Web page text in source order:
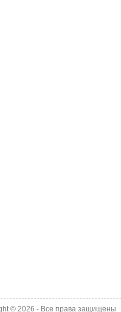
© 2026 - Все права защищены